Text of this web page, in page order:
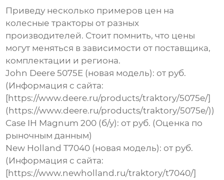
Приведу несколько примеров цен на
колесные тракторы от разных
производителей. Стоит помнить, что цены
могут меняться в зависимости от поставщика,
комплектации и региона.
John Deere 5075E (новая модель): от руб.
(Информация с сайта:
[https://www.deere.ru/products/traktory/5075e/]
(https://www.deere.ru/products/traktory/5075e/))
Case IH Magnum 200 (б/у): от руб. (Оценка по
рыночным данным)
New Holland T7040 (новая модель): от руб.
(Информация с сайта:
[https://www.newholland.ru/traktory/t7040/]